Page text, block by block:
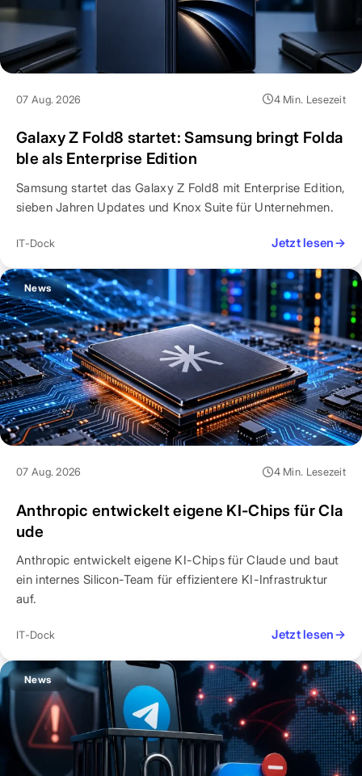
07 Aug. 2026 4 Min. Lesezeit
Galaxy Z Fold8 startet: Samsung bringt Folda
ble als Enterprise Edition
Samsung startet das Galaxy Z Fold8 mit Enterprise Edition,
sieben Jahren Updates und Knox Suite für Unternehmen.
IT-Dock Jetzt lesen→
News
07 Aug. 2026 4 Min. Lesezeit
Anthropic entwickelt eigene KI-Chips für Cla
ude
Anthropic entwickelt eigene KI-Chips für Claude und baut
ein internes Silicon-Team für effizientere KI-Infrastruktur
auf.
IT-Dock Jetzt lesen→
News